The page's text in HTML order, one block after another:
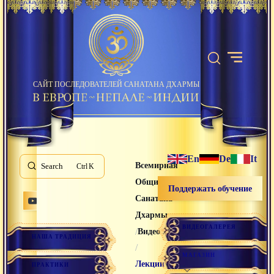
САЙТ ПОСЛЕДОВАТЕЛЕЙ САНАТАНА ДХАРМЫ
Search K
НАША ТРАДИЦИЯ
ПРАКТИКИ
Всемирная
Община
Санатана
Дхармы
/Видео лекции
/
Лекции
En De It
Поддержать обучение
ВИДЕОГАЛЕРЕЯ
МАГАЗИН